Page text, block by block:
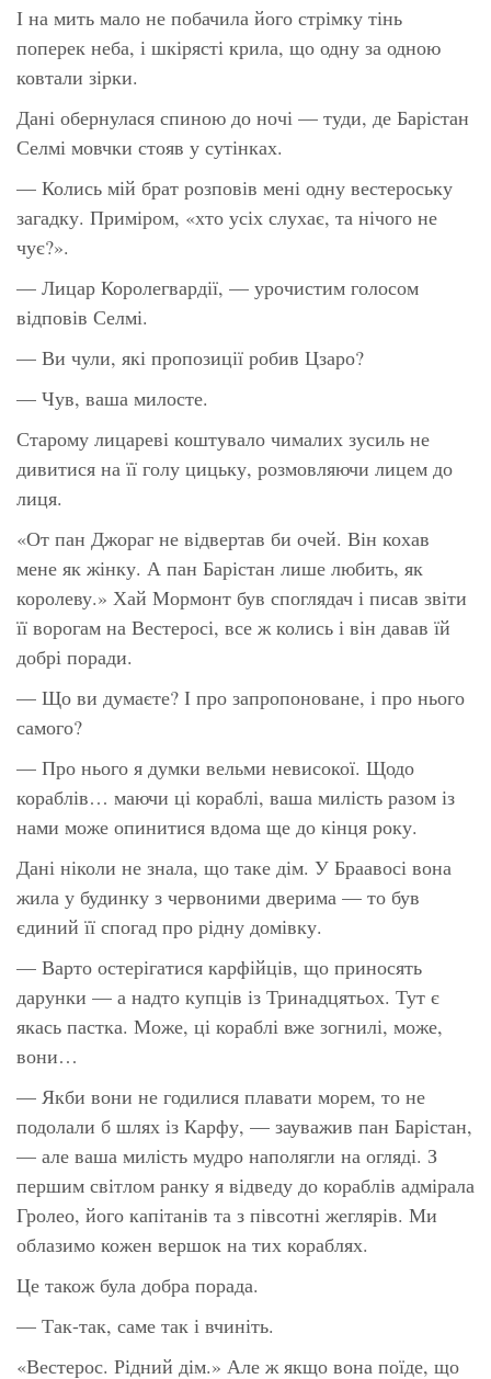
І на мить мало не побачила його стрімку тінь
поперек неба, і шкірясті крила, що одну за одною
ковтали зірки.
Дані обернулася спиною до ночі — туди, де Барістан
Селмі мовчки стояв у сутінках.
— Колись мій брат розповів мені одну вестероську
загадку. Приміром, «хто усіх слухає, та нічого не
чує?».
— Лицар Королегвардії, — урочистим голосом
відповів Селмі.
— Ви чули, які пропозиції робив Цзаро?
— Чув, ваша милосте.
Старому лицареві коштувало чималих зусиль не
дивитися на її голу цицьку, розмовляючи лицем до
лиця.
«От пан Джораг не відвертав би очей. Він кохав
мене як жінку. А пан Барістан лише любить, як
королеву.» Хай Мормонт був споглядач і писав звіти
її ворогам на Вестеросі, все ж колись і він давав їй
добрі поради.
— Що ви думаєте? І про запропоноване, і про нього
самого?
— Про нього я думки вельми невисокої. Щодо
кораблів… маючи ці кораблі, ваша милість разом із
нами може опинитися вдома ще до кінця року.
Дані ніколи не знала, що таке дім. У Браавосі вона
жила у будинку з червоними дверима — то був
єдиний її спогад про рідну домівку.
— Варто остерігатися карфійців, що приносять
дарунки — а надто купців із Тринадцятьох. Тут є
якась пастка. Може, ці кораблі вже зогнилі, може,
вони…
— Якби вони не годилися плавати морем, то не
подолали б шлях із Карфу, — зауважив пан Барістан,
— але ваша милість мудро наполягли на огляді. З
першим світлом ранку я відведу до кораблів адмірала
Гролео, його капітанів та з півсотні жеглярів. Ми
облазимо кожен вершок на тих кораблях.
Це також була добра порада.
— Так-так, саме так і вчиніть.
«Вестерос. Рідний дім.» Але ж якщо вона поїде, що